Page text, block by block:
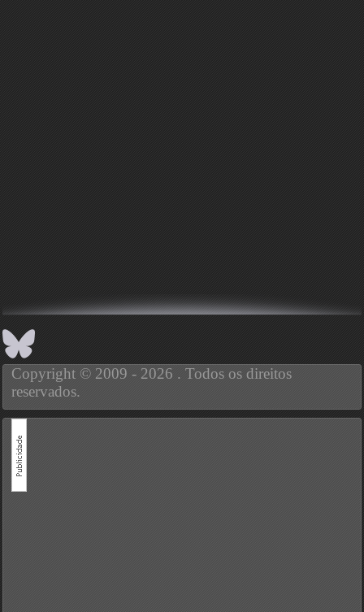
Copyright © 2009 - 2026 . Todos os direitos
reservados.